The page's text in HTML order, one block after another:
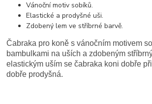
Vánoční motiv sobíků.
Elastické a prodyšné uši.
Zdobený lem ve stříbrné barvě.
Čabraka pro koně s vánočním motivem
bambulkami na uších a zdobeným
elastickým uším se čabraka koni dobře
dobře prodyšná.